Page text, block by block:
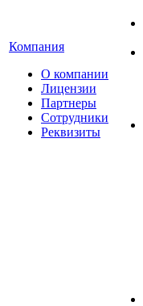
Компания
О компании
Лицензии
Партнеры
Сотрудники
Реквизиты